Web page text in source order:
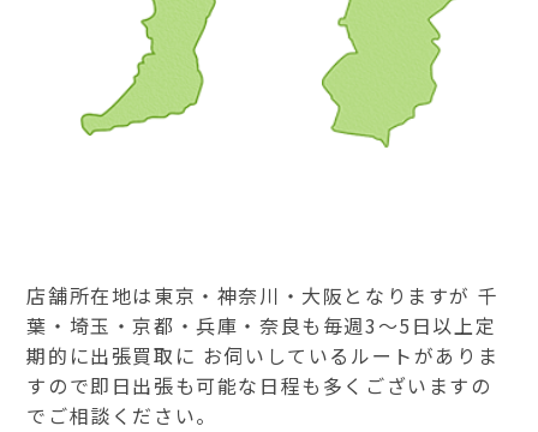
店舗所在地は東京・神奈川・大阪となりますが 千
葉・埼玉・京都・兵庫・奈良も毎週3～5日以上定
期的に出張買取に お伺いしているルートがありま
すので即日出張も可能な日程も多くございますの
でご相談ください。